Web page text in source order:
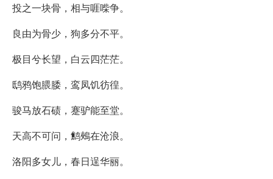
投之一块骨，相与啀喍争。
良由为骨少，狗多分不平。
极目兮长望，白云四茫茫。
鸱鸦饱腲腇，鸾凤饥彷徨。
骏马放石碛，蹇驴能至堂。
天高不可问，鹪鵊在沧浪。
洛阳多女儿，春日逞华丽。